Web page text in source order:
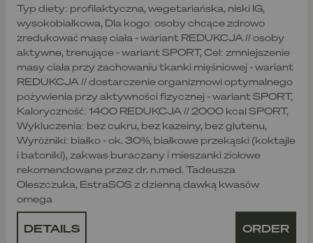
Typ diety: profilaktyczna, wegetariańska, niski IG,
wysokobiałkowa, Dla kogo: osoby chcące zdrowo
zredukować masę ciała - wariant REDUKCJA // osoby
aktywne, trenujące - wariant SPORT, Cel: zmniejszenie
masy ciała przy zachowaniu tkanki mięśniowej - wariant
REDUKCJA // dostarczenie organizmowi optymalnego
pożywienia przy aktywności fizycznej - wariant SPORT,
Kaloryczność: 1400 REDUKCJA // 2000 kcal SPORT,
Wykluczenia: bez cukru, bez kazeiny, bez glutenu,
Wyróżniki: białko - ok. 30%, białkowe przekąski (koktajle
i batoniki), zakwas buraczany i mieszanki ziołowe
rekomendowane przez dr. n.med. Tadeusza
Oleszczuka, EstraSOS z dzienną dawką kwasów
omega
DETAILS ORDER